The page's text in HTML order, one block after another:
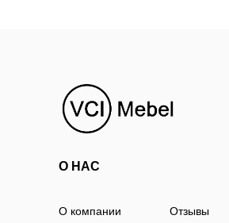
О компании
О НАС
Отзывы